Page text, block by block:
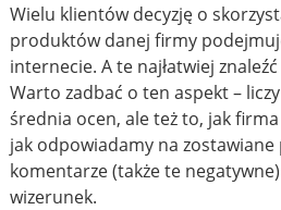
Wielu klientów decyzję o
produktów danej firmy
internecie. A te najłatwiej
Warto zadbać o ten aspekt –
średnia ocen, ale też to, jak
jak odpowiadamy na
komentarze (także te
wizerunek.